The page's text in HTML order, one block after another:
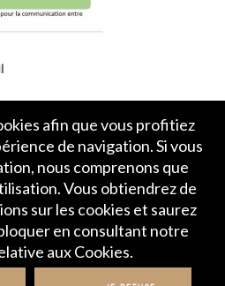
de Confidentialité
légales
Contact
afin que vous profitiez
de navigation. Si vous
nous comprenons que
Vous obtiendrez de
sur les cookies et saurez
en consultant notre
aux Cookies.